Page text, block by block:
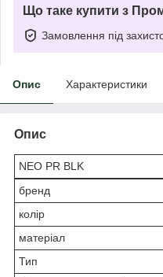
Що таке купити з
Замовлення під
Опис Характеристики
Опис
NEO PR BLK
бренд
колір
матеріал
Тип